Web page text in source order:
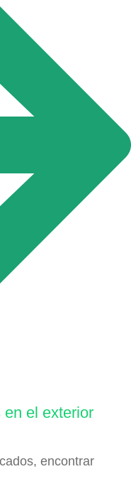
el exterior
encontrar